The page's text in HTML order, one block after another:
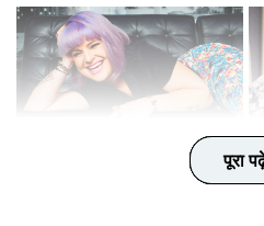
पूरापूरा
पूरा
पूरा
पूरा